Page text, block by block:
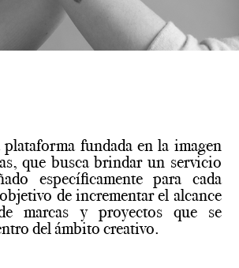
fundada en la imagen
que busca brindar un servicio
específicamente para cada
de incrementar el alcance
marcas y proyectos que se
del ámbito creativo.